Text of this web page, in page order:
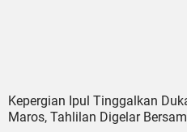
Kepergian Ipul Tinggalkan
Maros, Tahlilan Digelar